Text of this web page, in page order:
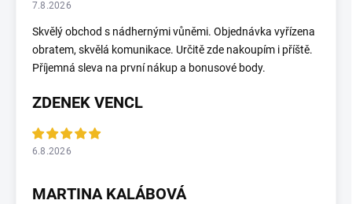
7.8.2026
Skvělý obchod s nádhernými vůněmi. Objednávka vyřízena
obratem, skvělá komunikace. Určitě zde nakoupím i příště.
Příjemná sleva na první nákup a bonusové body.
ZDENEK VENCL
6.8.2026
MARTINA KALÁBOVÁ